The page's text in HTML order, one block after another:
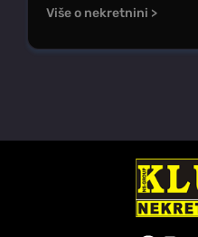
Više o nekretnini >